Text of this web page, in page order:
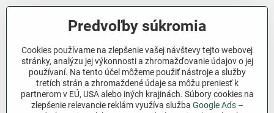
Všetko o nákupe
Ďakujeme za podporu
Sme slovenský e-shop bez dotácií​. Fungujeme len
Predvoľby súkromia
Cookies používame na zlepšenie vašej návštevy tejto webovej
stránky, analýzu jej výkonnosti a zhromažďovanie údajov o jej
používaní. Na tento účel môžeme použiť nástroje a služby
tretích strán a zhromaždené údaje sa môžu preniesť k
partnerom v EÚ, USA alebo iných krajinách. Súbory cookies na
zlepšenie relevancie reklám využíva služba Google Ads –